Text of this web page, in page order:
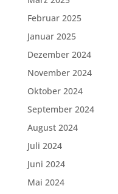
Februar 2025
Januar 2025
Dezember 2024
November 2024
Oktober 2024
September 2024
August 2024
Juli 2024
Juni 2024
Mai 2024